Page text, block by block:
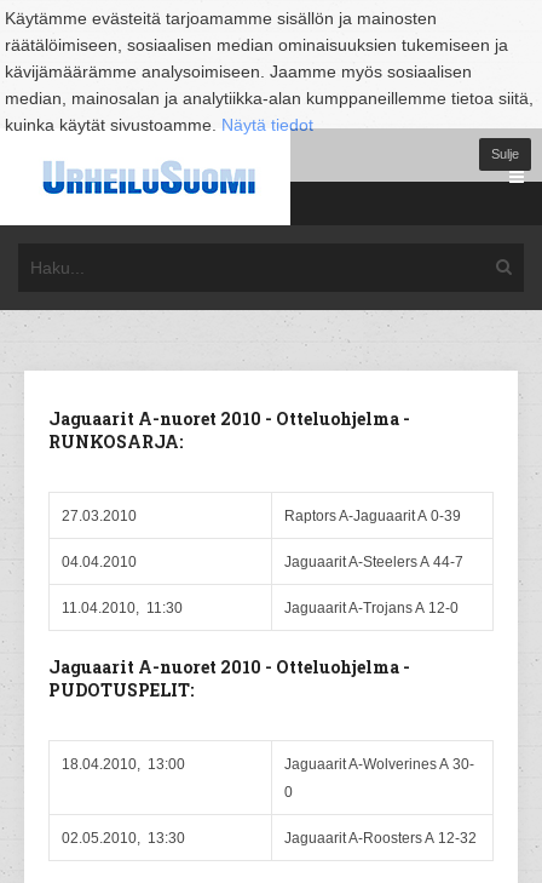
Käytämme evästeitä tarjoamamme sisällön ja mainosten
räätälöimiseen, sosiaalisen median ominaisuuksien tukemiseen ja
kävijämäärämme analysoimiseen. Jaamme myös sosiaalisen
median, mainosalan ja analytiikka-alan kumppaneillemme tietoa siitä,
kuinka käytät sivustoamme. Näytä tiedot
Sulje
Jaguaarit A-nuoret 2010 - Otteluohjelma -
RUNKOSARJA:
27.03.2010 Raptors A-Jaguaarit A 0-39
04.04.2010 Jaguaarit A-Steelers A 44-7
11.04.2010, 11:30 Jaguaarit A-Trojans A 12-0
Jaguaarit A-nuoret 2010 - Otteluohjelma -
PUDOTUSPELIT:
18.04.2010, 13:00
Jaguaarit A-Wolverines A 30-
0
02.05.2010, 13:30 Jaguaarit A-Roosters A 12-32